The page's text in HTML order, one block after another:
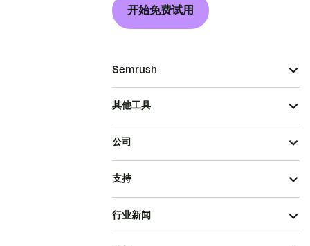
开始免费试用
Semrush
其他工具
公司
支持
行业新闻